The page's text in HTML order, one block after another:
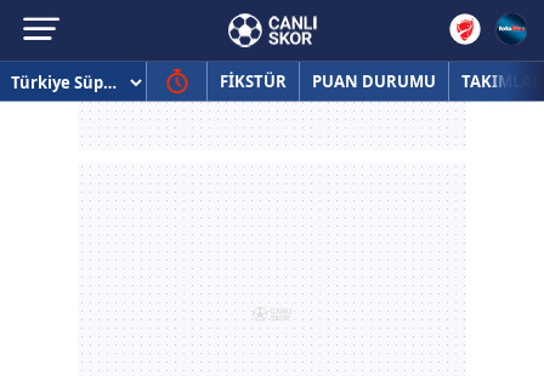
FİKSTÜR PUAN DURUMU TAKIMLAR